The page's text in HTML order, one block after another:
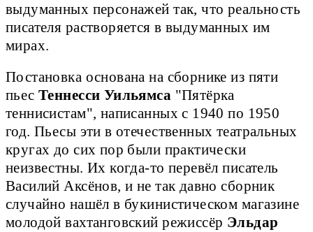
выдуманных персонажей так, что реальность
писателя растворяется в выдуманных им
мирах.
Постановка основана на сборнике из пяти
пьесТеннесси Уильямса "Пятёрка
теннисистам", написанных с 1940 по 1950
год. Пьесы эти в отечественных театральных
кругах до сих пор были практически
неизвестны. Их когда-то перевёл писатель
Василий Аксёнов, и не так давно сборник
случайно нашёл в букинистическом магазине
молодой вахтанговский режиссёр Эльдар